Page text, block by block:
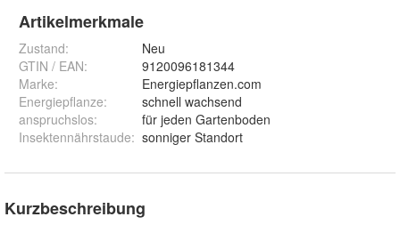
Artikelmerkmale
Zustand:
Neu
GTIN / EAN:
9120096181344
Marke:
Energiepflanzen.com
Energiepflanze:
schnell wachsend
anspruchslos:
für jeden Gartenboden
Insektennährstaude: sonniger Standort
Kurzbeschreibung